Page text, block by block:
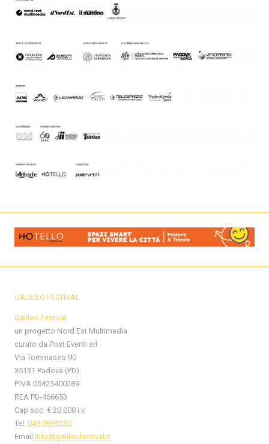
GALILEO FESTIVAL
Galileo Festival
un progetto Nord Est Multimedia
curato da Post Eventi srl
Via Tommaseo 90
35131 Padova (PD)
P.IVA 05425400289
REA PD-466653
Cap soc. € 20.000 i.v.
Tel. 049 0991230
Email info@galileofestival.it